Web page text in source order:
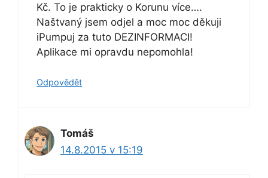
Kč. To je prakticky o Korunu více….
Naštvaný jsem odjel a moc moc děkuji
iPumpuj za tuto DEZINFORMACI!
Aplikace mi opravdu nepomohla!
Odpovědět
Tomáš
14.8.2015 v 15:19